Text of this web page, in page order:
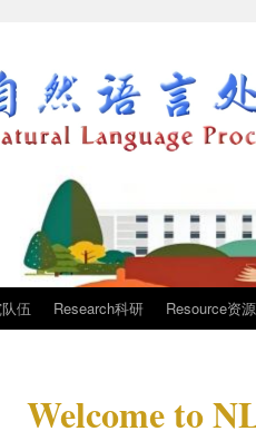
伍 Research科研 Resource资源
Welcome to